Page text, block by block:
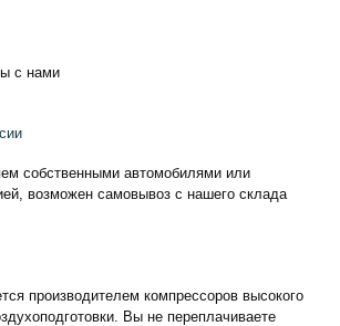
с нами
собственными автомобилями или
возможен самовывоз с нашего склада
производителем компрессоров высокого
Вы не переплачиваете